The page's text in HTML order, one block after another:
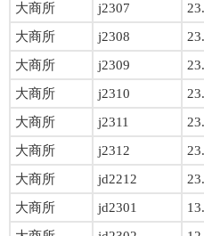
大商所
j2307
大商所
j2308
大商所
j2309
大商所
j2310
大商所
j2311
大商所
j2312
大商所
jd2212
大商所
jd2301